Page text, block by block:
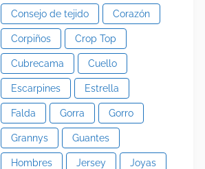
Consejo de tejido Corazón
Corpiños Crop Top
Cubrecama Cuello
Escarpines Estrella
Falda Gorra Gorro
Grannys Guantes
Hombres Jersey Joyas